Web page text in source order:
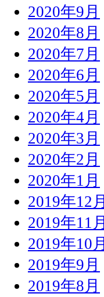
2020年9月
2020年8月
2020年7月
2020年6月
2020年5月
2020年4月
2020年3月
2020年2月
2020年1月
2019年12月
2019年11月
2019年10月
2019年9月
2019年8月